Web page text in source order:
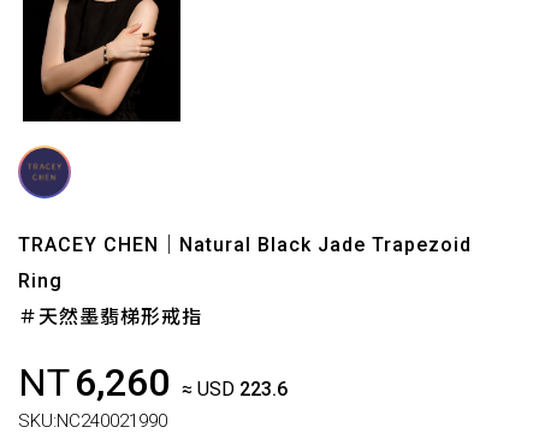
TRACEY CHEN｜Natural Black Jade Trapezoid
Ring
＃天然墨翡梯形戒指
NT6,260 ≈ USD 223.6
SKU:NC240021990